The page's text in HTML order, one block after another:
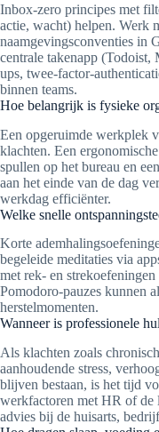
Inbox-zero principes met
actie, wacht) helpen. Werk
naamgevingsconventies in
centrale takenapp
ups, twee-factor-
binnen teams.
Hoe belangrijk is fysieke
Een opgeruimde werkplek
klachten. Een
spullen op het bureau en
aan het einde van de dag
werkdag efficiënter.
Welke snelle
Korte
begeleide meditaties via
met rek- en
Pomodoro-pauzes kunnen
herstelmomenten.
Wanneer is professionele
Als klachten zoals
aanhoudende stress,
blijven bestaan, is het tijd
werkfactoren met HR of de
advies bij de huisarts,